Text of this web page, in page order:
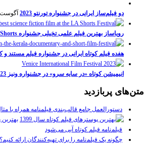
دو فیلم‌ساز ایرانی در جشنواره تورنتو 2023 آگوست 12, 2023
رویاساز بهترین فیلم علمی تخیلی جشنواره LA Shorts شد
هفده فیلم کوتاه ایرانی در جشنواره فیلم مستند و
انیمیشن کوتاه «در سایه سرو» در جشنواره ونیز 2023
متن‌های پربازدید
دستورالعمل جامع قالب‌بندی فیلمنامه همراه با
بهترین
فیلم‌نامه فیلم کوتاه آبی می‌شود
چگونه یک فیلم‌نامه را برای تهیه‌کنندگان ارائه کنیم؟